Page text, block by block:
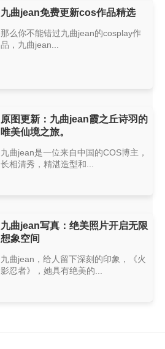
九曲jean免费更新cos作品精选
那么你不能错过九曲jean的cosplay作
品，九曲jean...
原图更新：九曲jean霞之丘诗羽的
唯美仙境之旅。
九曲jean是一位来自中国的COS博主，
长相清秀，精湛造型和...
九曲jean写真：绝美照片开启无限
想象空间
九曲jean，给人留下深刻的印象，《火
影忍者》，她具有绝美的...